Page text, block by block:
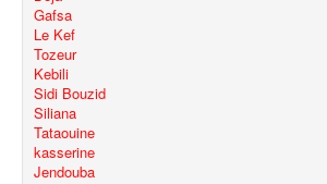
Gafsa
Le Kef
Tozeur
Kebili
Sidi Bouzid
Siliana
Tataouine
kasserine
Jendouba